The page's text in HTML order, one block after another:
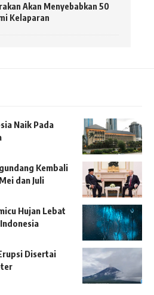
Akan Menyebabkan 50
Kelaparan
Naik Pada
Kembali
dan Juli
Hujan Lebat
Disertai